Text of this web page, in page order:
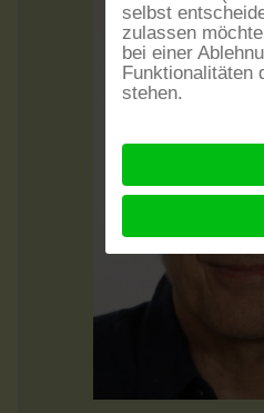
selbst
zulassen
bei einer
Funktionalitäten
stehen.